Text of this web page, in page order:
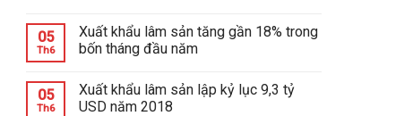
05
Th6
Xuất khẩu lâm sản tăng gần 18% trong
bốn tháng đầu năm
05
Th6
Xuất khẩu lâm sản lập kỷ lục 9,3 tỷ
USD năm 2018